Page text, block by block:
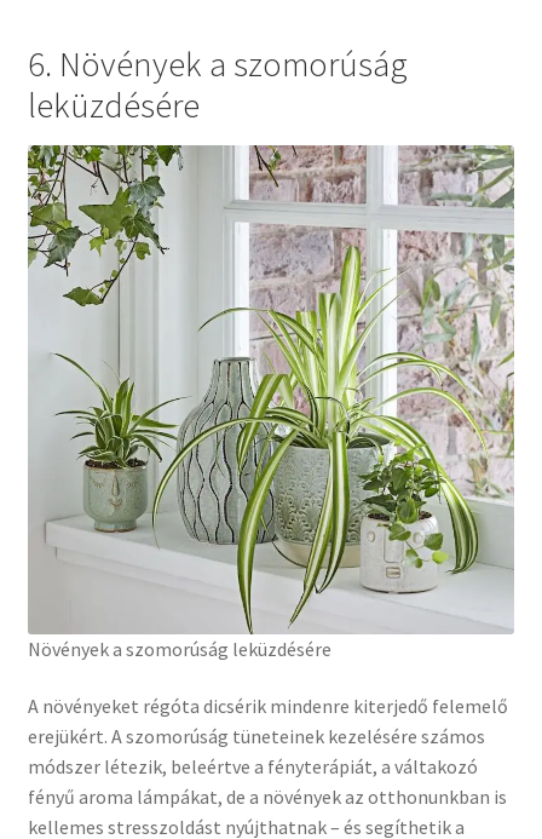
6. Növények a szomorúság
leküzdésére
Növények a szomorúság leküzdésére
A növényeket régóta dicsérik mindenre kiterjedő felemelő
erejükért. A szomorúság tüneteinek kezelésére számos
módszer létezik, beleértve a fényterápiát, a váltakozó
fényű aroma lámpákat, de a növények az otthonunkban is
kellemes stresszoldást nyújthatnak – és segíthetik a